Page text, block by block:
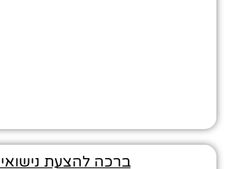
ברכה להצעת